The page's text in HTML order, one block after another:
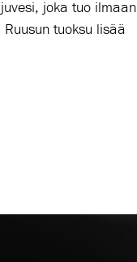
joka tuo ilmaan
tuoksu lisää